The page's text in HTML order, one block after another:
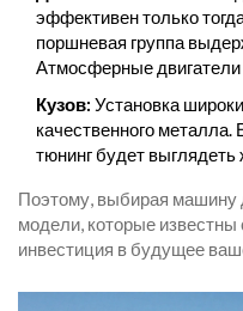
эффективен только
поршневая группа
Атмосферные
Кузов: Установка
качественного
тюнинг будет выглядеть
Поэтому, выбирая машину
модели, которые
инвестиция в будущее